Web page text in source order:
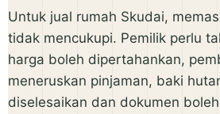
Untuk jual rumah Skudai,
tidak mencukupi. Pemilik perlu
harga boleh dipertahankan,
meneruskan pinjaman, baki
diselesaikan dan dokumen